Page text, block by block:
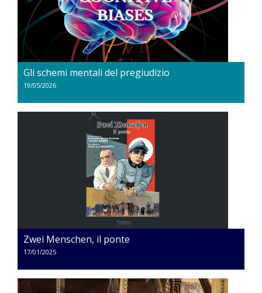
Gli schemi mentali del pregiudizio
19/05/2026
Zwei Menschen, il ponte
17/01/2025